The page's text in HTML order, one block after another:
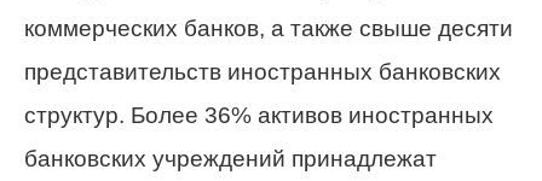
коммерческих банков, а также свыше десяти
представительств иностранных банковских
структур. Более 36% активов иностранных
банковских учреждений принадлежат